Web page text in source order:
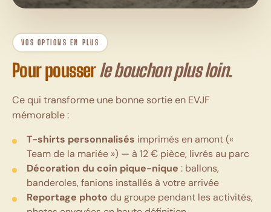
VOS OPTIONS EN PLUS
Pour pousserle bouchon plus loin.
Ce qui transforme une bonne sortie en EVJF
mémorable :
T-shirts personnalisés imprimés en amont («
Team de la mariée ») — à 12 € pièce, livrés au parc
Décoration du coin pique-nique : ballons,
banderoles, fanions installés à votre arrivée
Reportage photo du groupe pendant les activités,